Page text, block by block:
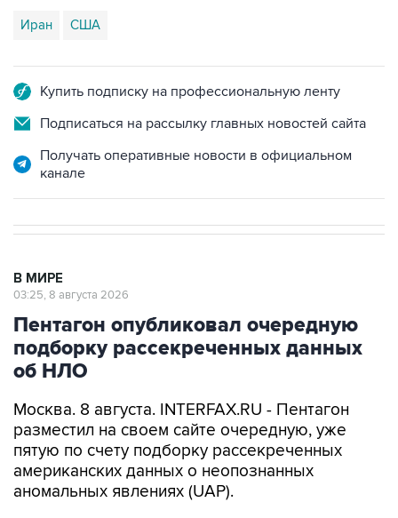
Иран США
Купить подписку на профессиональную ленту
Подписаться на рассылку главных новостей сайта
Получать оперативные новости в официальном
канале
В МИРЕ
03:25, 8 августа 2026
Пентагон опубликовал очередную
подборку рассекреченных данных
об НЛО
Москва. 8 августа. INTERFAX.RU - Пентагон
разместил на своем сайте очередную, уже
пятую по счету подборку рассекреченных
американских данных о неопознанных
аномальных явлениях (UAP).